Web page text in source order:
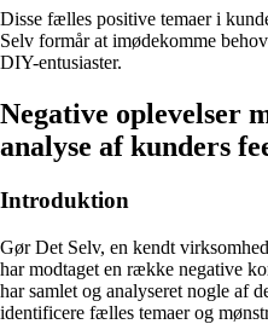
Disse fælles positive temaer i
Selv formår at imødekomme
DIY-entusiaster.
Negative oplevelser
analyse af kunders
Introduktion
Gør Det Selv, en kendt
har modtaget en række negative
har samlet og analyseret nogle af
identificere fælles temaer og